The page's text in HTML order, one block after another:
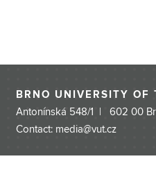
BRNO UNIVERSITY OF
Antonínská 548/1 | 602 00
Contact: media@vut.cz